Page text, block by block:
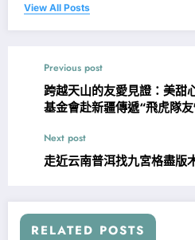
View All Posts
Previous post
跨越天山的友愛見證：美甜
基金會赴新疆傳遞“飛虎隊
Next post
走近云南普洱找九宮格盡版
RELATED POSTS